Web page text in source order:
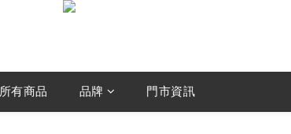
所有商品 品牌 門市資訊